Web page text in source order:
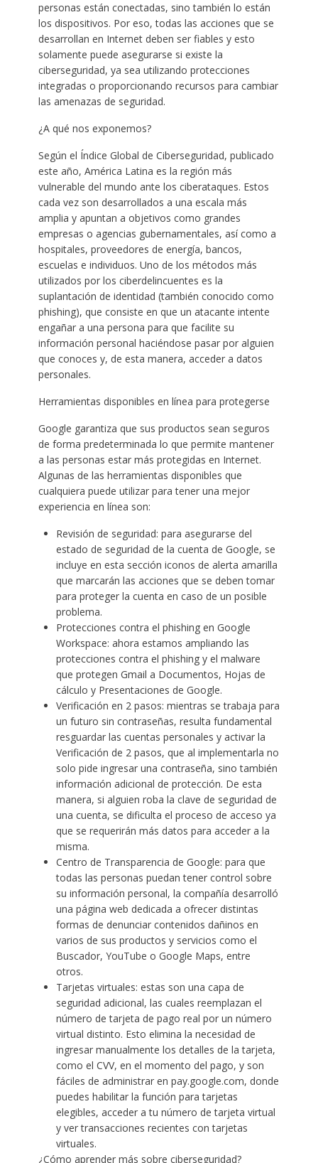
personas están conectadas, sino también lo están
los dispositivos. Por eso, todas las acciones que se
desarrollan en Internet deben ser fiables y esto
solamente puede asegurarse si existe la
ciberseguridad, ya sea utilizando protecciones
integradas o proporcionando recursos para cambiar
las amenazas de seguridad.
¿A qué nos exponemos?
Según el Índice Global de Ciberseguridad, publicado
este año, América Latina es la región más
vulnerable del mundo ante los ciberataques. Estos
cada vez son desarrollados a una escala más
amplia y apuntan a objetivos como grandes
empresas o agencias gubernamentales, así como a
hospitales, proveedores de energía, bancos,
escuelas e individuos. Uno de los métodos más
utilizados por los ciberdelincuentes es la
suplantación de identidad (también conocido como
phishing), que consiste en que un atacante intente
engañar a una persona para que facilite su
información personal haciéndose pasar por alguien
que conoces y, de esta manera, acceder a datos
personales.
Herramientas disponibles en línea para protegerse
Google garantiza que sus productos sean seguros
de forma predeterminada lo que permite mantener
a las personas estar más protegidas en Internet.
Algunas de las herramientas disponibles que
cualquiera puede utilizar para tener una mejor
experiencia en línea son:
Revisión de seguridad: para asegurarse del
estado de seguridad de la cuenta de Google, se
incluye en esta sección iconos de alerta amarilla
que marcarán las acciones que se deben tomar
para proteger la cuenta en caso de un posible
problema.
Protecciones contra el phishing en Google
Workspace: ahora estamos ampliando las
protecciones contra el phishing y el malware
que protegen Gmail a Documentos, Hojas de
cálculo y Presentaciones de Google.
Verificación en 2 pasos: mientras se trabaja para
un futuro sin contraseñas, resulta fundamental
resguardar las cuentas personales y activar la
Verificación de 2 pasos, que al implementarla no
solo pide ingresar una contraseña, sino también
información adicional de protección. De esta
manera, si alguien roba la clave de seguridad de
una cuenta, se dificulta el proceso de acceso ya
que se requerirán más datos para acceder a la
misma.
Centro de Transparencia de Google: para que
todas las personas puedan tener control sobre
su información personal, la compañía desarrolló
una página web dedicada a ofrecer distintas
formas de denunciar contenidos dañinos en
varios de sus productos y servicios como el
Buscador, YouTube o Google Maps, entre
otros.
Tarjetas virtuales: estas son una capa de
seguridad adicional, las cuales reemplazan el
número de tarjeta de pago real por un número
virtual distinto. Esto elimina la necesidad de
ingresar manualmente los detalles de la tarjeta,
como el CVV, en el momento del pago, y son
fáciles de administrar en pay.google.com, donde
puedes habilitar la función para tarjetas
elegibles, acceder a tu número de tarjeta virtual
y ver transacciones recientes con tarjetas
virtuales.
¿Cómo aprender más sobre ciberseguridad?